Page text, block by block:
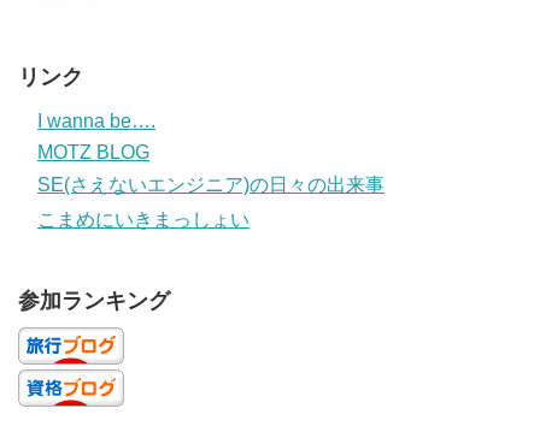
リンク
I wanna be….
MOTZ BLOG
SE(さえないエンジニア)の日々の出来事
こまめにいきまっしょい
参加ランキング